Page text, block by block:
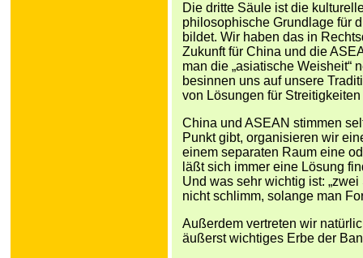
Die dritte Säule ist die
philosophische Grundlage für
bildet. Wir haben das in
Zukunft für China und die
man die „asiatische Weisheit“
besinnen uns auf unsere
von Lösungen für
China und ASEAN stimmen
Punkt gibt, organisieren wir
einem separaten Raum eine
läßt sich immer eine Lösung
Und was sehr wichtig ist:
nicht schlimm, solange man
Außerdem vertreten wir
äußerst wichtiges Erbe der